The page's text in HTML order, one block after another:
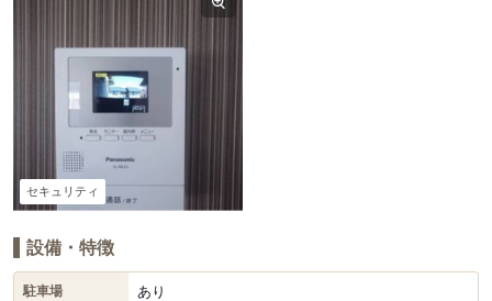
セキュリティ
設備・特徴
駐車場 あり